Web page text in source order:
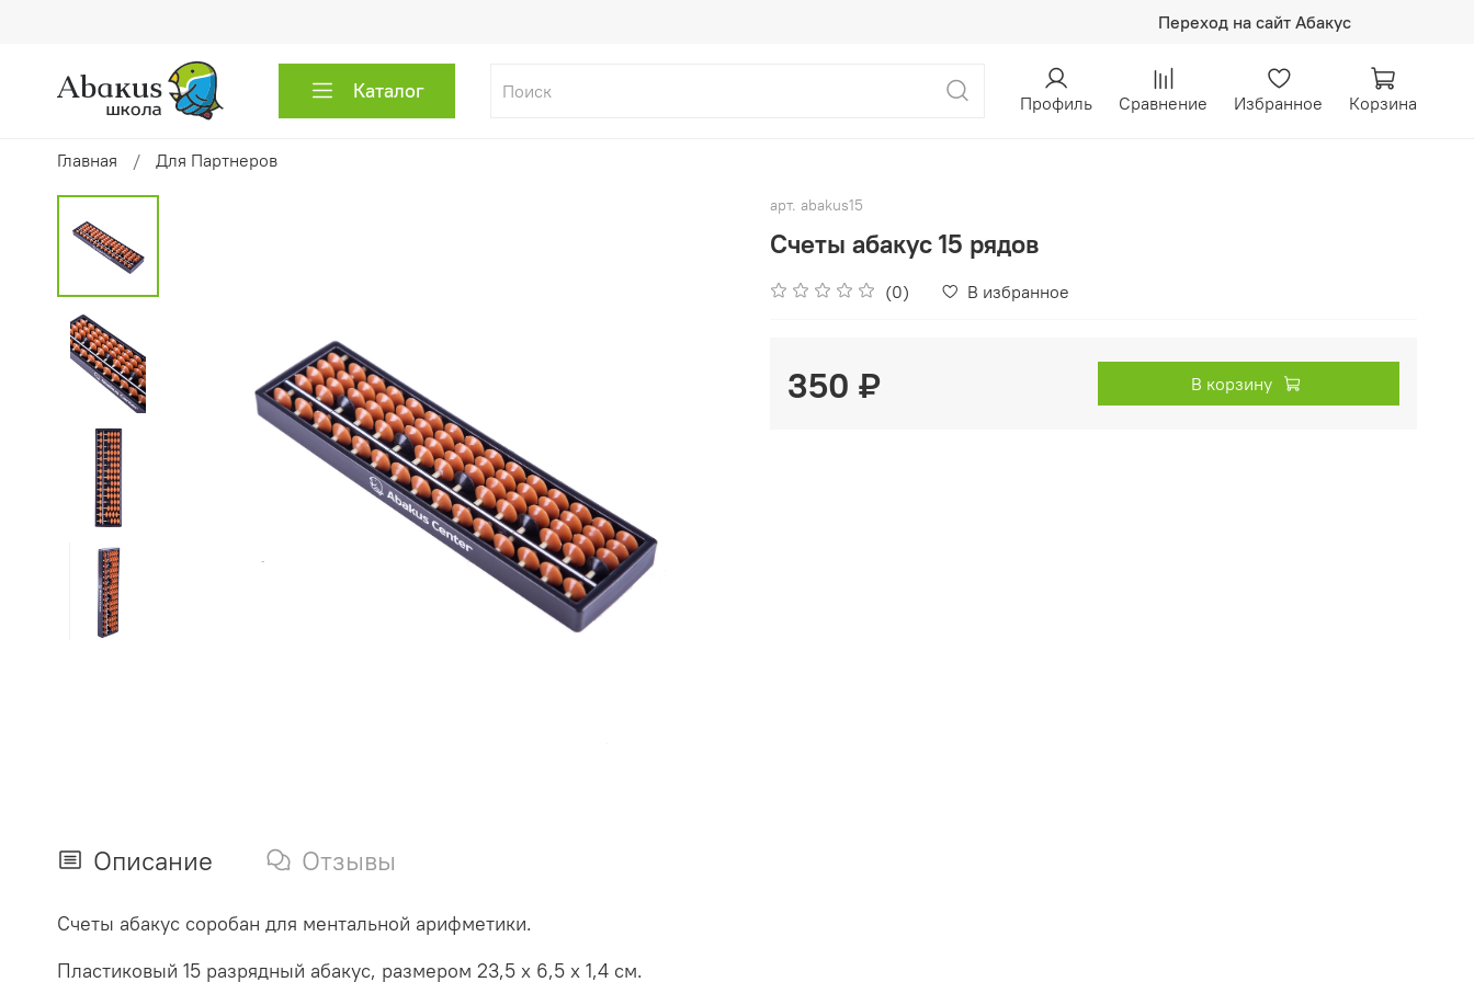
Переход на сайт Абакус
Каталог Профиль Сравнение Избранное Корзина
Главная Для Партнеров
арт. abakus15
Счеты абакус 15 рядов
(0) В избранное
350 ₽ В корзину
Описание Отзывы
Счеты абакус соробан для ментальной арифметики.
Пластиковый 15 разрядный абакус, размером 23,5 х 6,5 х 1,4 см.